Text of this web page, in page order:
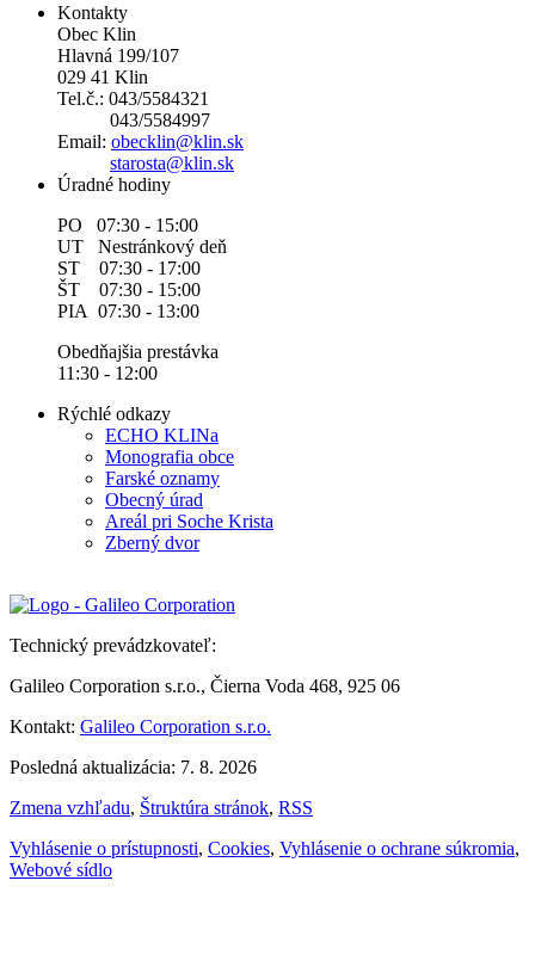
Kontakty
Obec Klin
Hlavná 199/107
029 41 Klin
Tel.č.: 043/5584321
043/5584997
Email: obecklin@klin.sk
starosta@klin.sk
Úradné hodiny
PO 07:30 - 15:00
UT Nestránkový deň
ST 07:30 - 17:00
ŠT 07:30 - 15:00
PIA 07:30 - 13:00
Obedňajšia prestávka
11:30 - 12:00
Rýchlé odkazy
ECHO KLINa
Monografia obce
Farské oznamy
Obecný úrad
Areál pri Soche Krista
Zberný dvor
Technický prevádzkovateľ:
Galileo Corporation s.r.o., Čierna Voda 468, 925 06
Kontakt: Galileo Corporation s.r.o.
Posledná aktualizácia: 7. 8. 2026
Zmena vzhľadu, Štruktúra stránok, RSS
Vyhlásenie o prístupnosti, Cookies, Vyhlásenie o ochrane súkromia,
Webové sídlo